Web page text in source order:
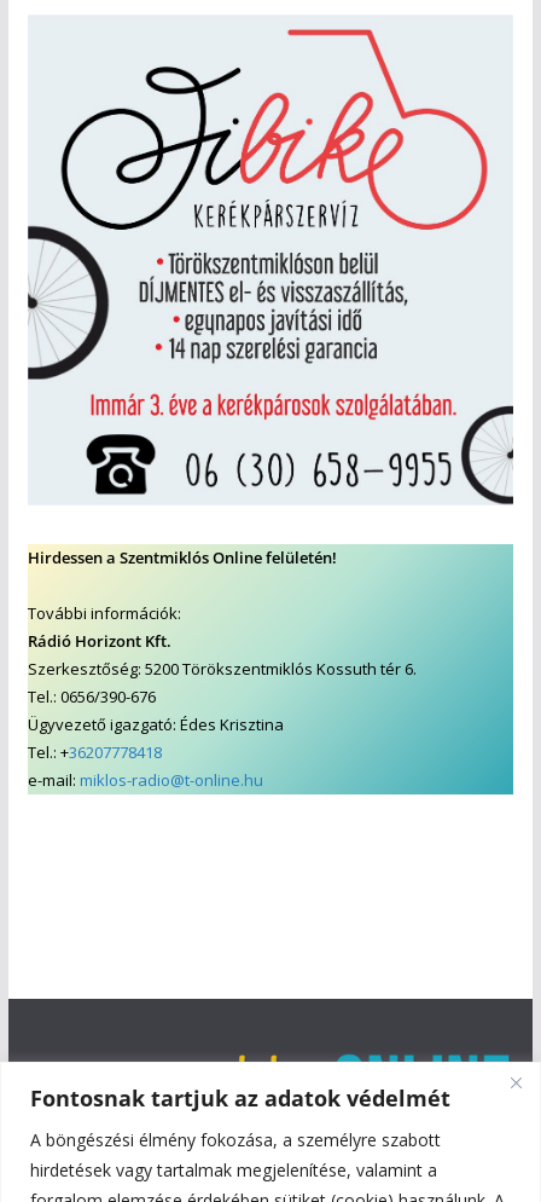
Fontosnak tartjuk az adatok védelmét
A böngészési élmény fokozása, a személyre szabott
hirdetések vagy tartalmak megjelenítése, valamint a
Hirdessen a Szentmiklós Online felületén!
További információk:
Rádió Horizont Kft.
Szerkesztőség: 5200 Törökszentmiklós Kossuth tér 6.
Tel.: 0656/390-676
Ügyvezető igazgató: Édes Krisztina
Tel.: +36207778418
e-mail: miklos-radio@t-online.hu